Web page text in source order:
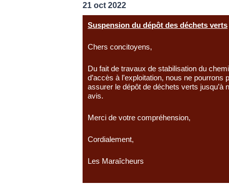
21 oct 2022
Suspension du dépôt des déchets verts
Chers concitoyens,
Du fait de travaux de stabilisation du
d’accès à l’exploitation, nous ne pourrons
assurer le dépôt de déchets verts jusqu’à
avis.
Merci de votre compréhension,
Cordialement,
Les Maraîcheurs